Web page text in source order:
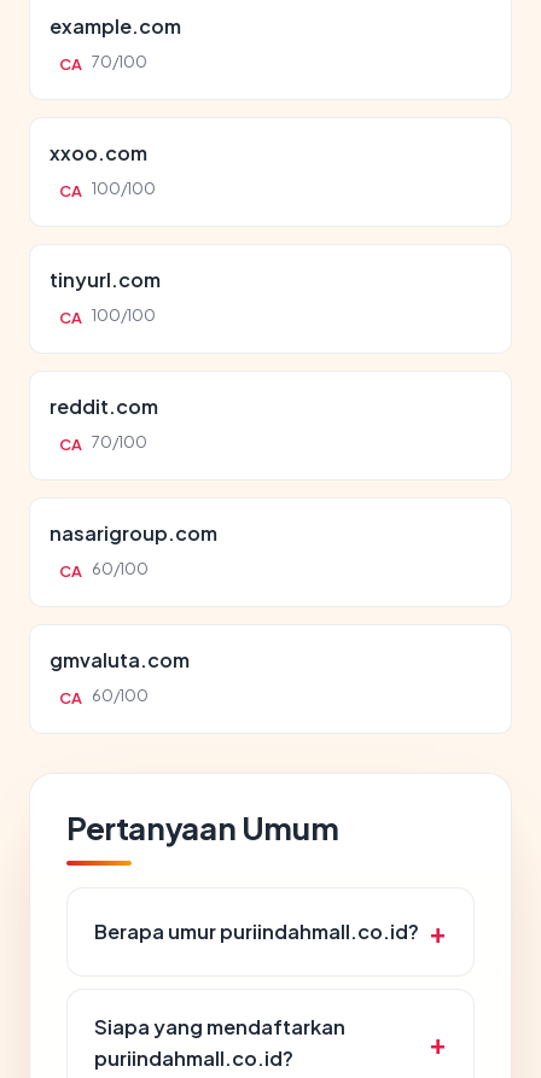
example.com
CA 70/100
xxoo.com
CA 100/100
tinyurl.com
CA 100/100
reddit.com
CA 70/100
nasarigroup.com
CA 60/100
gmvaluta.com
CA 60/100
Pertanyaan Umum
Berapa umur puriindahmall.co.id?
Siapa yang mendaftarkan
puriindahmall.co.id?